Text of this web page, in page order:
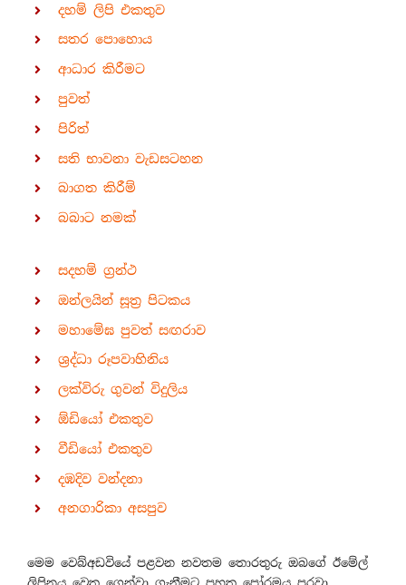
දහම් ලිපි එකතුව
සතර පොහොය
ආධාර කිරීමට
පුවත්
පිරිත්
සති භාවනා වැඩසටහන
බාගත කිරීම්
බබාට නමක්
සදහම් ග්‍රන්ථ
ඔන්ලයින් සූත්‍ර පිටකය
මහාමේඝ පුවත් සඟරාව
ශ්‍රද්ධා රූපවාහිනිය
ලක්විරු ගුවන් විදුලිය
ඕඩියෝ එකතුව
වීඩියෝ එකතුව
දඹදිව වන්දනා
අනගාරිකා අසපුව
මෙම වෙබ්අඩවියේ පළවන නවතම තොරතුරු ඔබගේ ඊමේල්